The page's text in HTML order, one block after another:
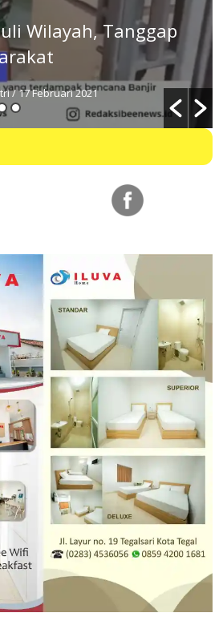
Banjir dan Tanah
Menerjang Guci
By Lenny Kusuma Putri/ 16 Februari